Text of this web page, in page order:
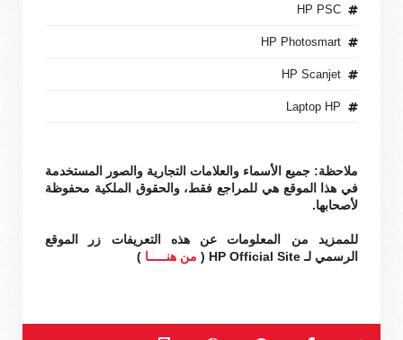
HP PSC
HP Photosmart
HP Scanjet
Laptop HP
ملاحظة: جميع الأسماء والعلامات التجارية والصور المستخدمة
في هذا الموقع هي للمراجع فقط، والحقوق الملكية محفوظة
لأصحابها.
للممزيد من المعلومات عن هذه التعريفات زر الموقع
الرسمي لـ HP Official Site (
من هنـــــا )